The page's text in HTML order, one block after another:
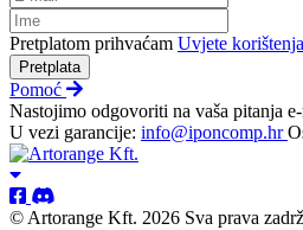
Pretplatom prihvaćam Uvjete korištenja
Pretplata
Pomoć
Nastojimo odgovoriti na vaša pitanja
U vezi garancije: info@iponcomp.hr
© Artorange Kft. 2026 Sva prava